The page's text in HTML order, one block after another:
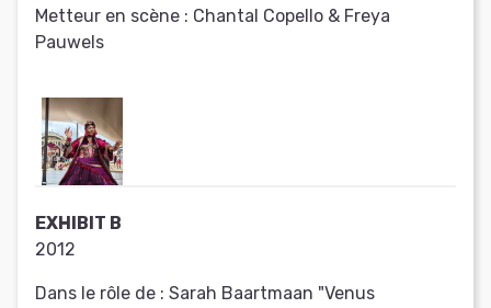
Metteur en scène : Chantal Copello & Freya
Pauwels
EXHIBIT B
2012
Dans le rôle de : Sarah Baartmaan "Venus